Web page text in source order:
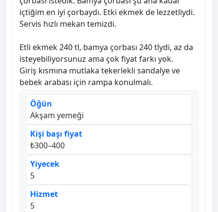
içtiğim en iyi çorbaydı. Etki ekmek de lezzetliydi.
Servis hızlı mekan temizdi.
Etli ekmek 240 tl, bamya çorbası 240 tlydi, az da
isteyebiliyorsunuz ama çok fiyat farkı yok.
Giriş kısmına mutlaka tekerlekli sandalye ve
bebek arabası için rampa konulmalı.
Öğün
Akşam yemeği
Kişi başı fiyat
₺300–400
Yiyecek
5
Hizmet
5